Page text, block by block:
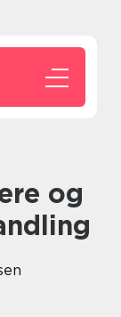
og